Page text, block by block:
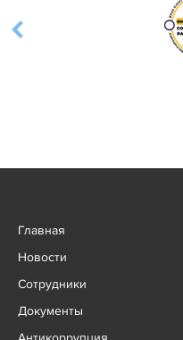
Главная
Новости
Сотрудники
Документы